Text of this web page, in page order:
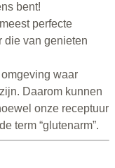
bent!
perfecte
die van genieten
waar
Daarom kunnen
onze receptuur
term “glutenarm”.